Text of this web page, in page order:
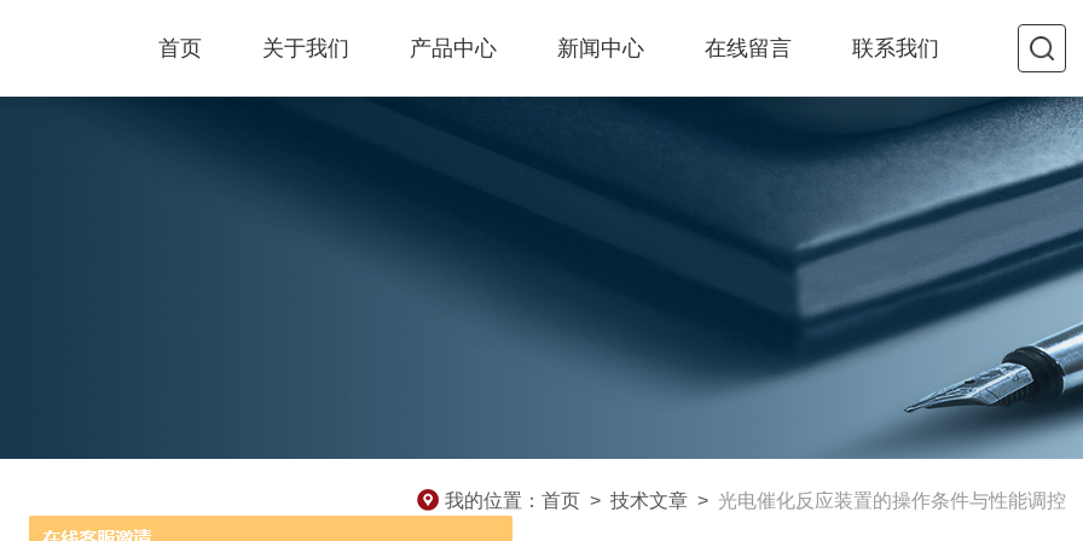
首页 关于我们 产品中心 新闻中心 在线留言 联系我们
我的位置： 首页 > 技术文章 > 光电催化反应装置的操作条件与性能调控